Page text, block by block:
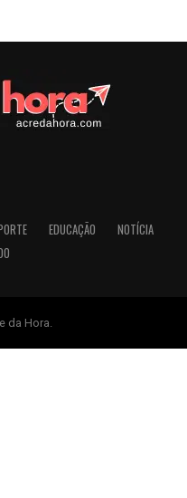
EDUCAÇÃO
NOTÍCIA
da Hora.